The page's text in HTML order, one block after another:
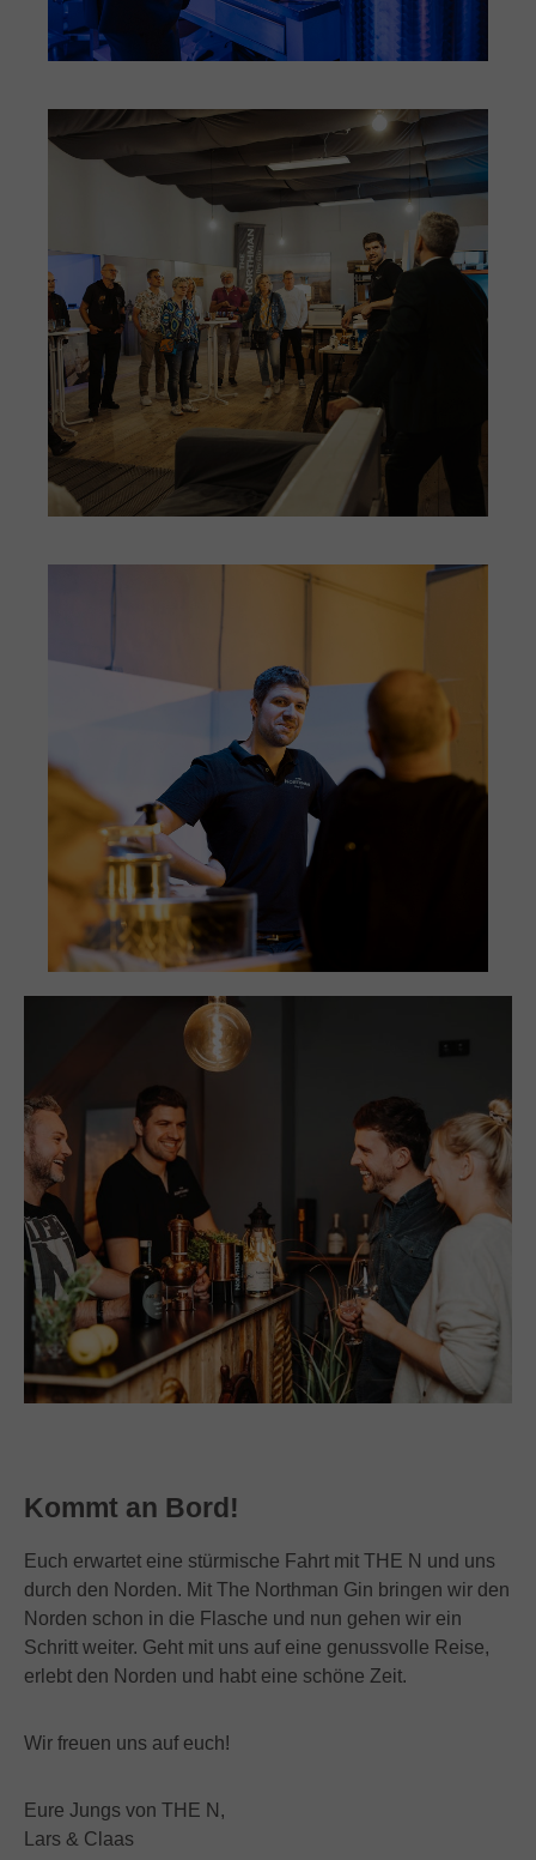
Kommt an Bord!
Euch erwartet eine stürmische Fahrt mit THE N und uns
durch den Norden. Mit The Northman Gin bringen wir den
Norden schon in die Flasche und nun gehen wir ein
Schritt weiter. Geht mit uns auf eine genussvolle Reise,
erlebt den Norden und habt eine schöne Zeit.
Wir freuen uns auf euch!
Eure Jungs von THE N,
Lars & Claas